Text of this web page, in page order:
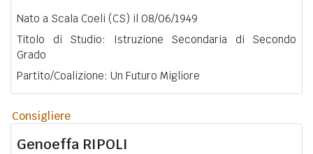
Nato a Scala Coeli (CS) il 08/06/1949
Titolo di Studio: Istruzione Secondaria di Secondo
Grado
Partito/Coalizione: Un Futuro Migliore
Consigliere
Genoeffa RIPOLI